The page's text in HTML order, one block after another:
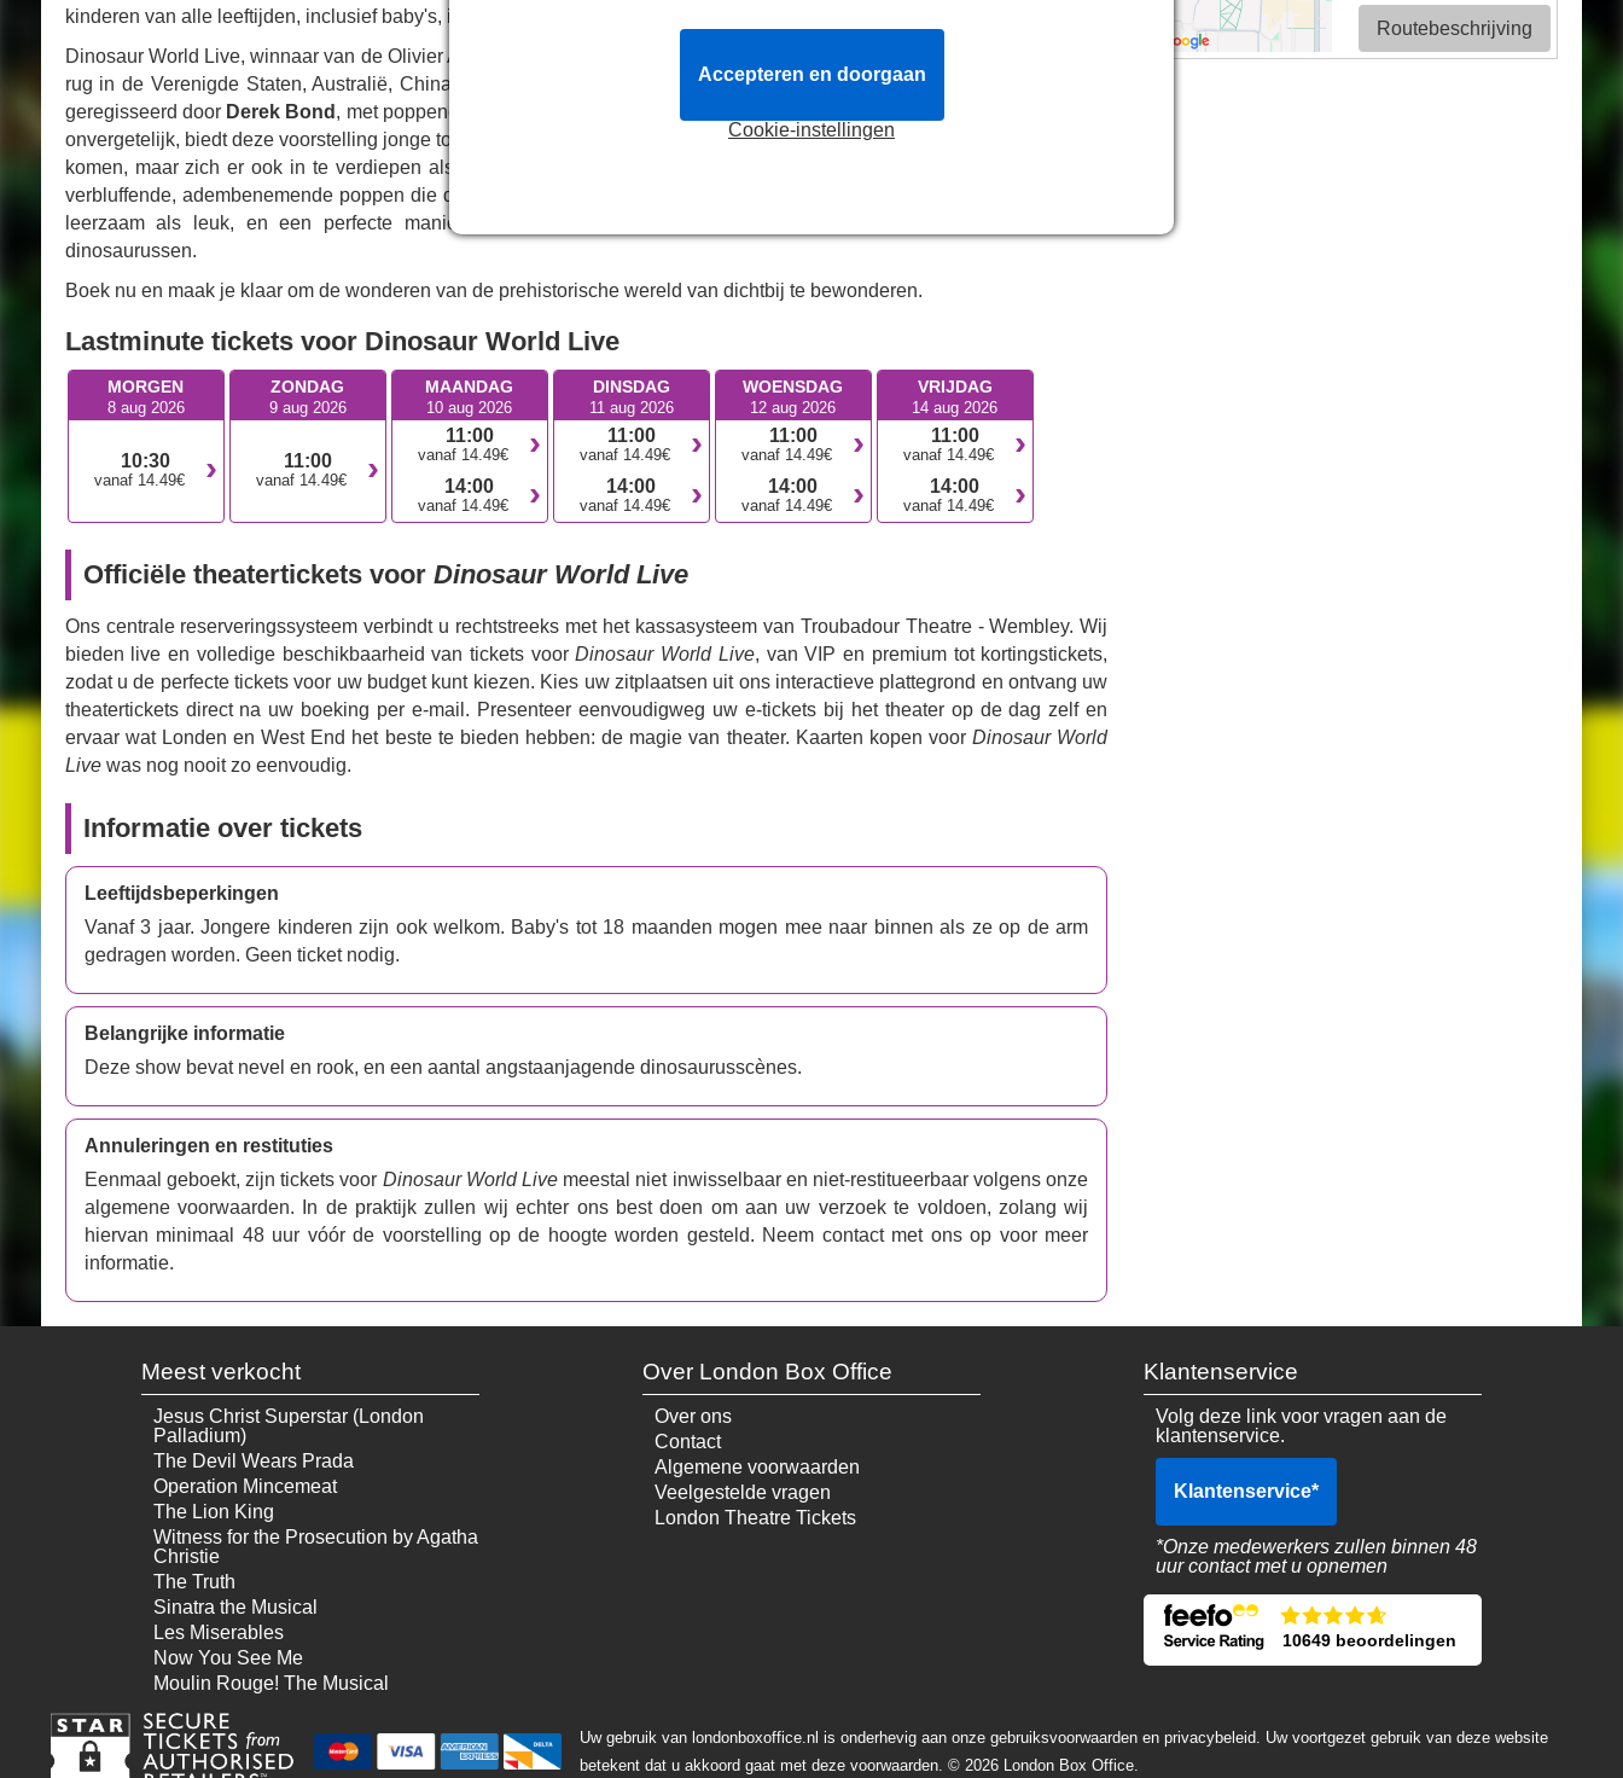
kinderen van alle leeftijden, inclusief baby's, is Dinosaur World Live de ideale theatervoorstelling voor het hele gezin.
Dinosaur World Live, winnaar van de Olivier Award voor Beste Familieshow in 2024, heeft succesvolle tournees achter de
rug in de Verenigde Staten, Australië, China, Ierland en vijf keer in het Verenigd Koninkrijk. De show is geschreven en
geregisseerd door Derek Bond , met poppenontwerp van
onvergetelijk, biedt deze voorstelling jonge toeschouwers de kans om niet alleen de prehistorische wereld tot leven te zien
komen, maar zich er ook in te verdiepen als dappere ontdekkingsreizigers, in een creatieve en unieke vertelkunst. Met
verbluffende, adembenemende poppen die deze opmerkelijk levensechte dinosaurussen tot leven brengen, is het zowel
leerzaam als leuk, en een perfecte manier om kinderen kennis te laten maken met de wonderlijke wereld van
dinosaurussen.
Boek nu en maak je klaar om de wonderen van de prehistorische wereld van dichtbij te bewonderen.
Lastminute tickets voor Dinosaur World Live
MORGEN
8 aug 2026
10:30
vanaf 14.49€
ZONDAG
9 aug 2026
11:00
vanaf 14.49€
MAANDAG
10 aug 2026
11:00
vanaf 14.49€
14:00
vanaf 14.49€
DINSDAG
11 aug 2026
11:00
vanaf 14.49€
14:00
vanaf 14.49€
WOENSDAG
12 aug 2026
11:00
vanaf 14.49€
14:00
vanaf 14.49€
VRIJDAG
14 aug 2026
11:00
vanaf 14.49€
14:00
vanaf 14.49€
Officiële theatertickets voor Dinosaur World Live
Ons centrale reserveringssysteem verbindt u rechtstreeks met het kassasysteem van Troubadour Theatre - Wembley. Wij
bieden live en volledige beschikbaarheid van tickets voorDinosaur World Live, van VIP en premium tot kortingstickets,
zodat u de perfecte tickets voor uw budget kunt kiezen. Kies uw zitplaatsen uit ons interactieve plattegrond en ontvang uw
theatertickets direct na uw boeking per e-mail. Presenteer eenvoudigweg uw e-tickets bij het theater op de dag zelf en
ervaar wat Londen en West End het beste te bieden hebben: de magie van theater. Kaarten kopen voorDinosaur World
Livewas nog nooit zo eenvoudig.
Informatie over tickets
Leeftijdsbeperkingen
Vanaf 3 jaar. Jongere kinderen zijn ook welkom. Baby's tot 18 maanden mogen mee naar binnen als ze op de arm
gedragen worden. Geen ticket nodig.
Belangrijke informatie
Deze show bevat nevel en rook, en een aantal angstaanjagende dinosaurusscènes.
Annuleringen en restituties
Eenmaal geboekt, zijn tickets voor Dinosaur World Livemeestal niet inwisselbaar en niet-restitueerbaar volgens onze
algemene voorwaarden. In de praktijk zullen wij echter ons best doen om aan uw verzoek te voldoen, zolang wij
hiervan minimaal 48 uur vóór de voorstelling op de hoogte worden gesteld. Neem contact met ons op voor meer
informatie.
Routebeschrijving
Meest verkocht
Jesus Christ Superstar (London
Palladium)
The Devil Wears Prada
Operation Mincemeat
The Lion King
Witness for the Prosecution by Agatha
Christie
The Truth
Sinatra the Musical
Les Miserables
Now You See Me
Moulin Rouge! The Musical
Over London Box Office
Over ons
Contact
Algemene voorwaarden
Veelgestelde vragen
London Theatre Tickets
Klantenservice
Volg deze link voor vragen aan de
klantenservice.
Klantenservice*
*Onze medewerkers zullen binnen 48
uur contact met u opnemen
10649 beoordelingen
Uw gebruik van londonboxoffice.nl is onderhevig aan onze gebruiksvoorwaarden en privacybeleid. Uw voortgezet gebruik van deze website
betekent dat u akkoord gaat met deze voorwaarden. © 2026 London Box Office.
Cookie-instellingen
Accepteren en doorgaan